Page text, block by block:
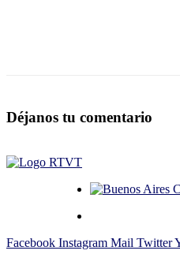
Déjanos tu comentario
Facebook Instagram Mail Twitter